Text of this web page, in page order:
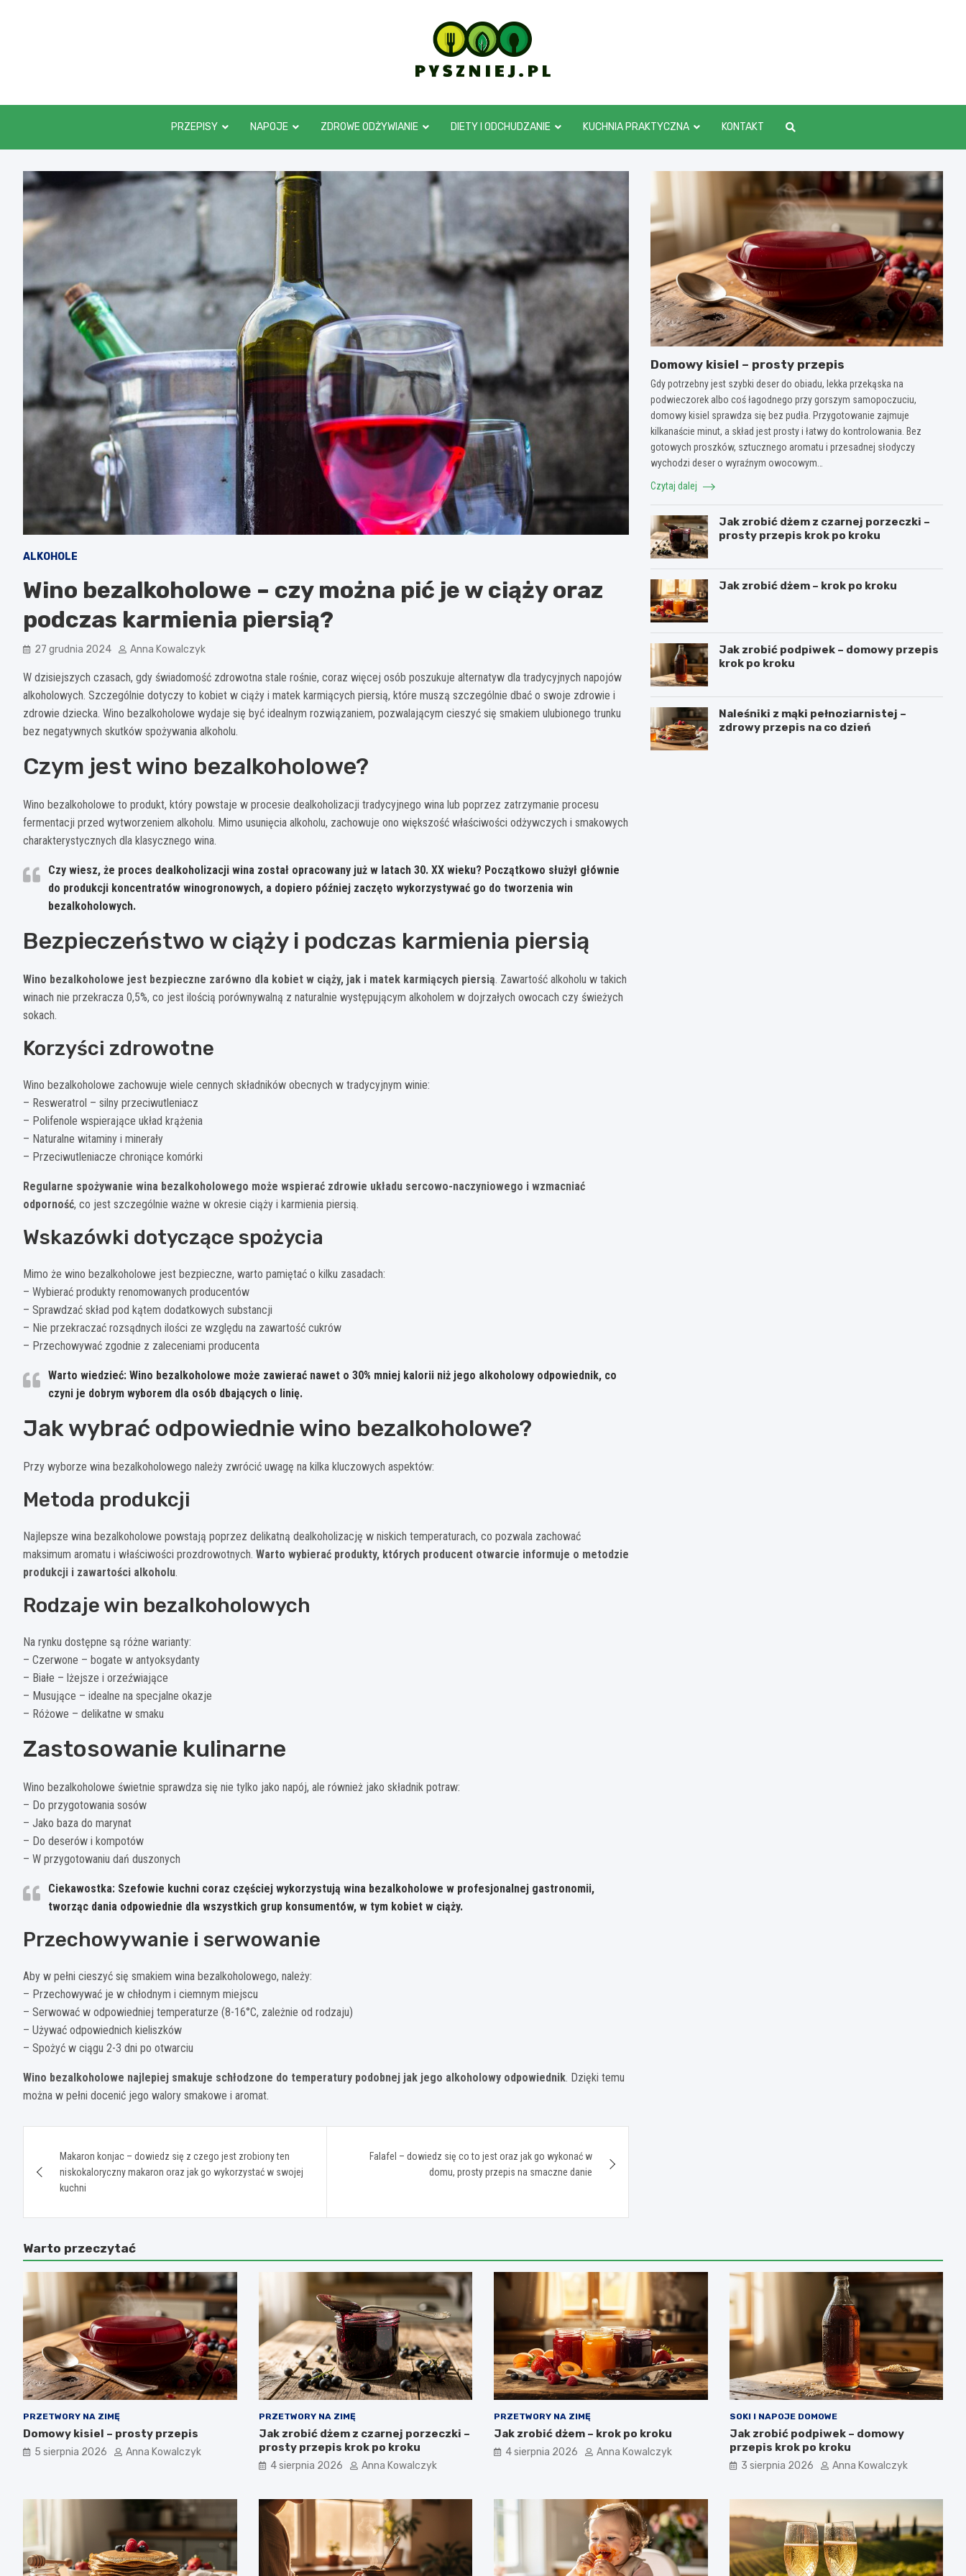
pyszniej.pl
PRZEPISY NAPOJE ZDROWE ODŻYWIANIE DIETY I ODCHUDZANIE KUCHNIA PRAKTYCZNA KONTAKT
ALKOHOLE
Wino bezalkoholowe – czy można pić je w ciąży oraz
podczas karmienia piersią?
27 grudnia 2024 Anna Kowalczyk
W dzisiejszych czasach, gdy świadomość zdrowotna stale rośnie, coraz więcej osób poszukuje alternatyw dla tradycyjnych napojów
alkoholowych. Szczególnie dotyczy to kobiet w ciąży i matek karmiących piersią, które muszą szczególnie dbać o swoje zdrowie i
zdrowie dziecka. Wino bezalkoholowe wydaje się być idealnym rozwiązaniem, pozwalającym cieszyć się smakiem ulubionego trunku
bez negatywnych skutków spożywania alkoholu.
Czym jest wino bezalkoholowe?
Wino bezalkoholowe to produkt, który powstaje w procesie dealkoholizacji tradycyjnego wina lub poprzez zatrzymanie procesu
fermentacji przed wytworzeniem alkoholu. Mimo usunięcia alkoholu, zachowuje ono większość właściwości odżywczych i smakowych
charakterystycznych dla klasycznego wina.
Czy wiesz, że proces dealkoholizacji wina został opracowany już w latach 30. XX wieku? Początkowo służył głównie
do produkcji koncentratów winogronowych, a dopiero później zaczęto wykorzystywać go do tworzenia win
bezalkoholowych.
Bezpieczeństwo w ciąży i podczas karmienia piersią
Wino bezalkoholowe jest bezpieczne zarówno dla kobiet w ciąży, jak i matek karmiących piersią. Zawartość alkoholu w takich
winach nie przekracza 0,5%, co jest ilością porównywalną z naturalnie występującym alkoholem w dojrzałych owocach czy świeżych
sokach.
Korzyści zdrowotne
Wino bezalkoholowe zachowuje wiele cennych składników obecnych w tradycyjnym winie:
– Resweratrol – silny przeciwutleniacz
– Polifenole wspierające układ krążenia
– Naturalne witaminy i minerały
– Przeciwutleniacze chroniące komórki
Regularne spożywanie wina bezalkoholowego może wspierać zdrowie układu sercowo-naczyniowego i wzmacniać
odporność, co jest szczególnie ważne w okresie ciąży i karmienia piersią.
Wskazówki dotyczące spożycia
Mimo że wino bezalkoholowe jest bezpieczne, warto pamiętać o kilku zasadach:
– Wybierać produkty renomowanych producentów
– Sprawdzać skład pod kątem dodatkowych substancji
– Nie przekraczać rozsądnych ilości ze względu na zawartość cukrów
– Przechowywać zgodnie z zaleceniami producenta
Warto wiedzieć: Wino bezalkoholowe może zawierać nawet o 30% mniej kalorii niż jego alkoholowy odpowiednik, co
czyni je dobrym wyborem dla osób dbających o linię.
Jak wybrać odpowiednie wino bezalkoholowe?
Przy wyborze wina bezalkoholowego należy zwrócić uwagę na kilka kluczowych aspektów:
Metoda produkcji
Najlepsze wina bezalkoholowe powstają poprzez delikatną dealkoholizację w niskich temperaturach, co pozwala zachować
maksimum aromatu i właściwości prozdrowotnych. Warto wybierać produkty, których producent otwarcie informuje o metodzie
produkcji i zawartości alkoholu.
Rodzaje win bezalkoholowych
Na rynku dostępne są różne warianty:
– Czerwone – bogate w antyoksydanty
– Białe – lżejsze i orzeźwiające
– Musujące – idealne na specjalne okazje
– Różowe – delikatne w smaku
Zastosowanie kulinarne
Wino bezalkoholowe świetnie sprawdza się nie tylko jako napój, ale również jako składnik potraw:
– Do przygotowania sosów
– Jako baza do marynat
– Do deserów i kompotów
– W przygotowaniu dań duszonych
Ciekawostka: Szefowie kuchni coraz częściej wykorzystują wina bezalkoholowe w profesjonalnej gastronomii,
tworząc dania odpowiednie dla wszystkich grup konsumentów, w tym kobiet w ciąży.
Przechowywanie i serwowanie
Aby w pełni cieszyć się smakiem wina bezalkoholowego, należy:
– Przechowywać je w chłodnym i ciemnym miejscu
– Serwować w odpowiedniej temperaturze (8-16°C, zależnie od rodzaju)
– Używać odpowiednich kieliszków
– Spożyć w ciągu 2-3 dni po otwarciu
Wino bezalkoholowe najlepiej smakuje schłodzone do temperatury podobnej jak jego alkoholowy odpowiednik. Dzięki temu
można w pełni docenić jego walory smakowe i aromat.
wpisuMakaron konjac – dowiedz się z czego jest zrobiony ten
niskokaloryczny makaron oraz jak go wykorzystać w swojej
kuchni
Falafel – dowiedz się co to jest oraz jak go wykonać w
domu, prosty przepis na smaczne danie
Domowy kisiel – prosty przepis
Gdy potrzebny jest szybki deser do obiadu, lekka przekąska na
podwieczorek albo coś łagodnego przy gorszym samopoczuciu,
domowy kisiel sprawdza się bez pudła. Przygotowanie zajmuje
kilkanaście minut, a skład jest prosty i łatwy do kontrolowania. Bez
gotowych proszków, sztucznego aromatu i przesadnej słodyczy
wychodzi deser o wyraźnym owocowym…
Czytaj dalej
Jak zrobić dżem z czarnej porzeczki –
prosty przepis krok po kroku
Jak zrobić dżem – krok po kroku
Jak zrobić podpiwek – domowy przepis
krok po kroku
Naleśniki z mąki pełnoziarnistej –
zdrowy przepis na co dzień
Warto przeczytać
PRZETWORY NA ZIMĘ
Domowy kisiel – prosty przepis
5 sierpnia 2026 Anna Kowalczyk
PRZETWORY NA ZIMĘ
Jak zrobić dżem z czarnej porzeczki –
prosty przepis krok po kroku
4 sierpnia 2026 Anna Kowalczyk
PRZETWORY NA ZIMĘ
Jak zrobić dżem – krok po kroku
4 sierpnia 2026 Anna Kowalczyk
SOKI I NAPOJE DOMOWE
Jak zrobić podpiwek – domowy
przepis krok po kroku
3 sierpnia 2026 Anna Kowalczyk